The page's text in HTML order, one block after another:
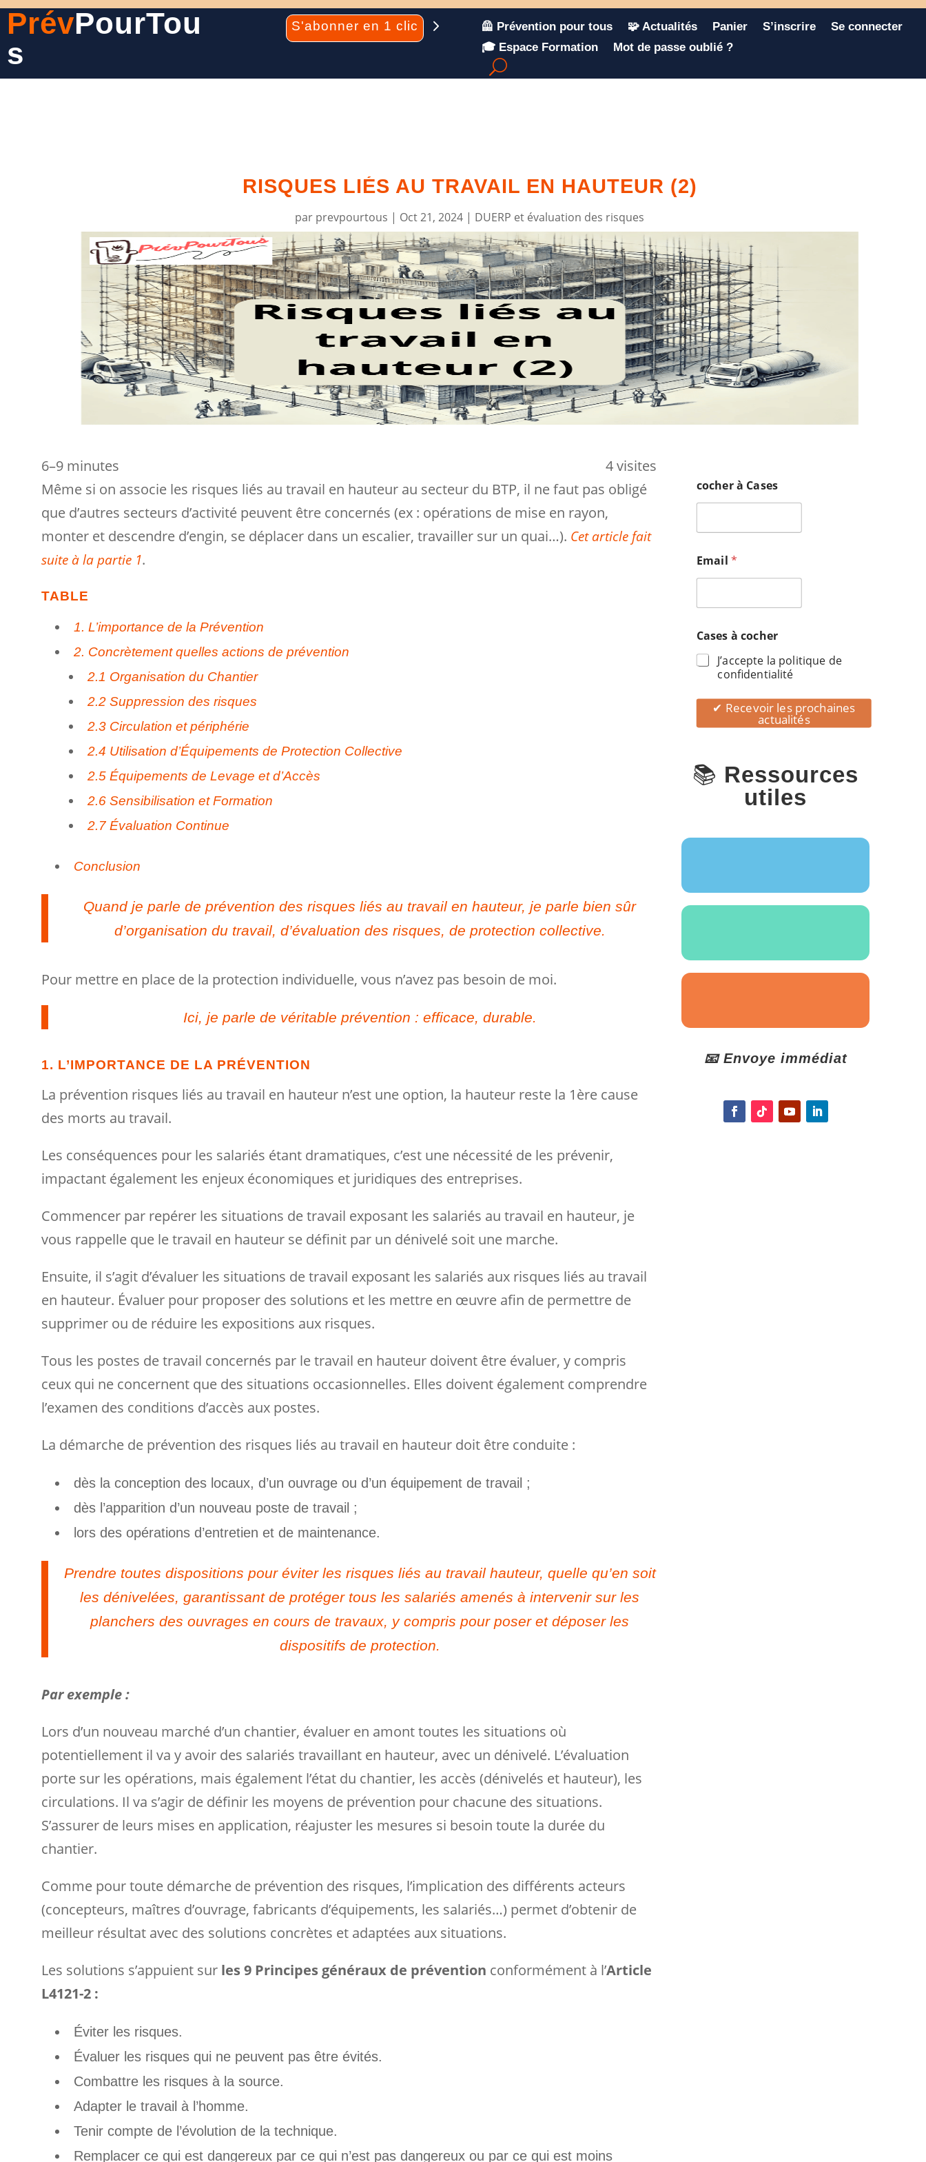
PrévPourTou
s
S'abonner en 1 clic 🦺 Prévention pour tous 🧩 Actualités Panier S’inscrire
Se connecter
🎓 Espace Formation
Mot de passe oublié ?
RISQUES LIÉS AU TRAVAIL EN HAUTEUR (2)
par prevpourtous | Oct 21, 2024 | DUERP et évaluation des risques
6–9 minutes
4 visites
Même si on associe les risques liés au travail en hauteur au secteur du BTP, il ne faut pas obligé
que d’autres secteurs d’activité peuvent être concernés (ex : opérations de mise en rayon,
monter et descendre d’engin, se déplacer dans un escalier, travailler sur un quai…). Cet article fait
suite à la partie 1.
TABLE
1. L’importance de la Prévention
2. Concrètement quelles actions de prévention
2.1 Organisation du Chantier
2.2 Suppression des risques
2.3 Circulation et périphérie
2.4 Utilisation d’Équipements de Protection Collective
2.5 Équipements de Levage et d’Accès
2.6 Sensibilisation et Formation
2.7 Évaluation Continue
Conclusion
Quand je parle de prévention des risques liés au travail en hauteur, je parle bien sûr
d’organisation du travail, d’évaluation des risques, de protection collective.
Pour mettre en place de la protection individuelle, vous n’avez pas besoin de moi.
Ici, je parle de véritable prévention : efficace, durable.
1. L’IMPORTANCE DE LA PRÉVENTION
La prévention risques liés au travail en hauteur n’est une option, la hauteur reste la 1ère cause
des morts au travail.
Les conséquences pour les salariés étant dramatiques, c’est une nécessité de les prévenir,
impactant également les enjeux économiques et juridiques des entreprises.
Commencer par repérer les situations de travail exposant les salariés au travail en hauteur, je
vous rappelle que le travail en hauteur se définit par un dénivelé soit une marche.
Ensuite, il s’agit d’évaluer les situations de travail exposant les salariés aux risques liés au travail
en hauteur. Évaluer pour proposer des solutions et les mettre en œuvre afin de permettre de
supprimer ou de réduire les expositions aux risques.
Tous les postes de travail concernés par le travail en hauteur doivent être évaluer, y compris
ceux qui ne concernent que des situations occasionnelles. Elles doivent également comprendre
l’examen des conditions d’accès aux postes.
La démarche de prévention des risques liés au travail en hauteur doit être conduite :
dès la conception des locaux, d’un ouvrage ou d’un équipement de travail ;
dès l’apparition d’un nouveau poste de travail ;
lors des opérations d’entretien et de maintenance.
Prendre toutes dispositions pour éviter les risques liés au travail hauteur, quelle qu’en soit
les dénivelées, garantissant de protéger tous les salariés amenés à intervenir sur les
planchers des ouvrages en cours de travaux, y compris pour poser et déposer les
dispositifs de protection.
Par exemple :
Lors d’un nouveau marché d’un chantier, évaluer en amont toutes les situations où
potentiellement il va y avoir des salariés travaillant en hauteur, avec un dénivelé. L’évaluation
porte sur les opérations, mais également l’état du chantier, les accès (dénivelés et hauteur), les
circulations. Il va s’agir de définir les moyens de prévention pour chacune des situations.
S’assurer de leurs mises en application, réajuster les mesures si besoin toute la durée du
chantier.
Comme pour toute démarche de prévention des risques, l’implication des différents acteurs
(concepteurs, maîtres d’ouvrage, fabricants d’équipements, les salariés…) permet d’obtenir de
meilleur résultat avec des solutions concrètes et adaptées aux situations.
Les solutions s’appuient sur les 9 Principes généraux de prévention conformément à l’Article
L4121-2 :
Éviter les risques.
Évaluer les risques qui ne peuvent pas être évités.
Combattre les risques à la source.
Adapter le travail à l’homme.
Tenir compte de l’évolution de la technique.
Remplacer ce qui est dangereux par ce qui n’est pas dangereux ou par ce qui est moins
cocher à Cases
Email *
Cases à cocher
J’accepte la politique de
confidentialité
✔ Recevoir les prochaines
actualités
📚 Ressources
utiles
📧 Envoye immédiat